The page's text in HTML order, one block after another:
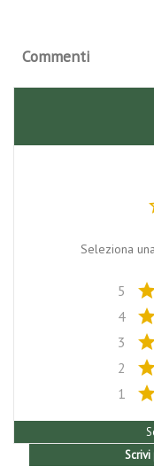
Commenti
Seleziona
5
4
3
2
1